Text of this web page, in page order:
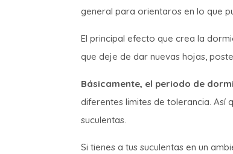
general para orientaros en lo que
El principal efecto que crea la
que deje de dar nuevas hojas,
Básicamente, el periodo de
diferentes limites de tolerancia.
suculentas.
Si tienes a tus suculentas en un